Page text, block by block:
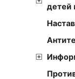
детей